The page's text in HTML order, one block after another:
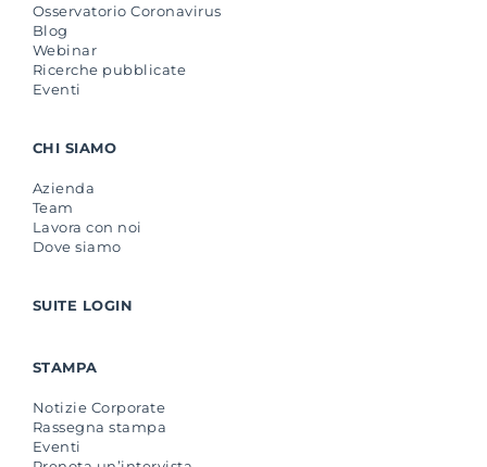
Osservatorio Coronavirus
Blog
Webinar
Ricerche pubblicate
Eventi
CHI SIAMO
Azienda
Team
Lavora con noi
Dove siamo
SUITE LOGIN
STAMPA
Notizie Corporate
Rassegna stampa
Eventi